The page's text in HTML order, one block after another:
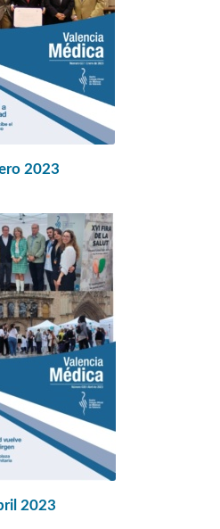
2023
2023